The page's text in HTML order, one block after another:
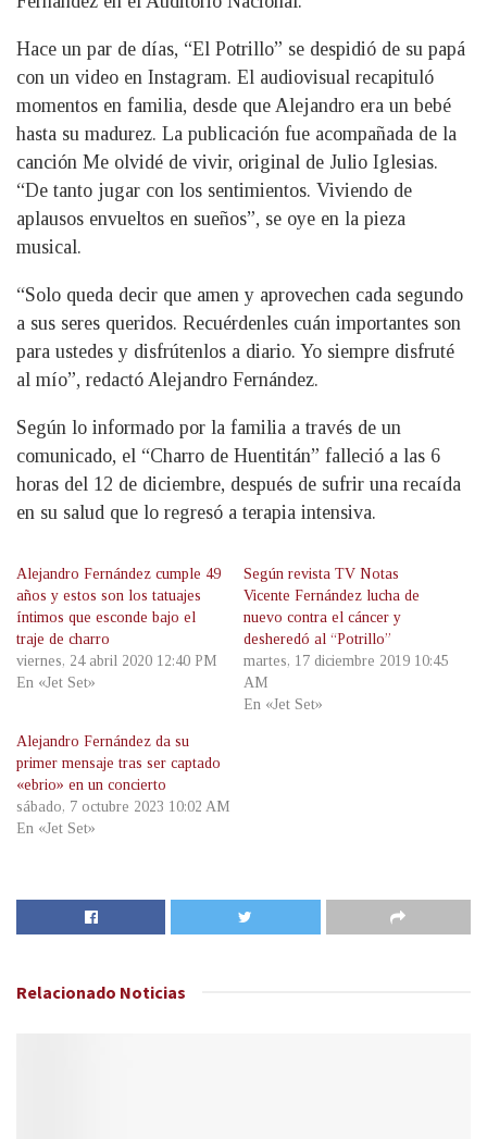
Hace un par de días, “El Potrillo” se despidió de su papá
con un video en Instagram. El audiovisual recapituló
momentos en familia, desde que Alejandro era un bebé
hasta su madurez. La publicación fue acompañada de la
canción Me olvidé de vivir, original de Julio Iglesias.
“De tanto jugar con los sentimientos. Viviendo de
aplausos envueltos en sueños”, se oye en la pieza
musical.
“Solo queda decir que amen y aprovechen cada segundo
a sus seres queridos. Recuérdenles cuán importantes son
para ustedes y disfrútenlos a diario. Yo siempre disfruté
al mío”, redactó Alejandro Fernández.
Según lo informado por la familia a través de un
comunicado, el “Charro de Huentitán” falleció a las 6
horas del 12 de diciembre, después de sufrir una recaída
en su salud que lo regresó a terapia intensiva.
Alejandro Fernández cumple 49
años y estos son los tatuajes
íntimos que esconde bajo el
traje de charro
viernes, 24 abril 2020 12:40 PM
En «Jet Set»
Según revista TV Notas
Vicente Fernández lucha de
nuevo contra el cáncer y
desheredó al “Potrillo”
martes, 17 diciembre 2019 10:45
AM
En «Jet Set»
Alejandro Fernández da su
primer mensaje tras ser captado
«ebrio» en un concierto
sábado, 7 octubre 2023 10:02 AM
En «Jet Set»
Relacionado Noticias